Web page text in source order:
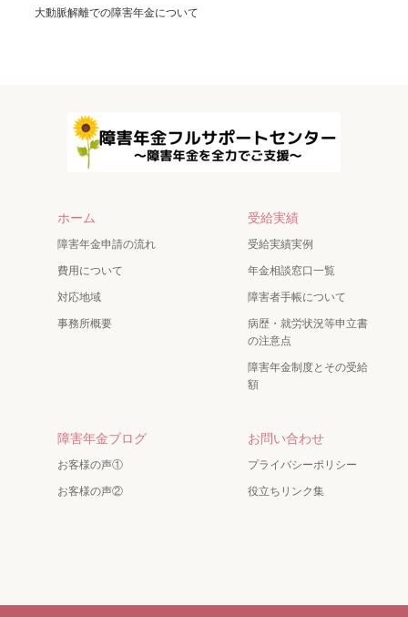
大動脈解離での障害年金について
ホーム
障害年金申請の流れ
費用について
対応地域
事務所概要
受給実績
受給実績実例
年金相談窓口一覧
障害者手帳について
病歴・就労状況等申立書
の注意点
障害年金制度とその受給
額
障害年金ブログ
お客様の声①
お客様の声②
お問い合わせ
プライバシーポリシー
役立ちリンク集